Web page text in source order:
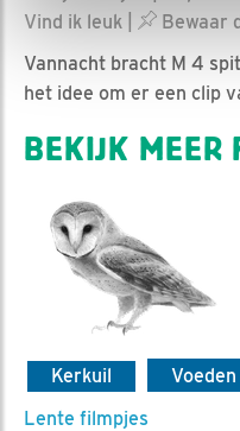
Vind ik leuk
Bewaar
Vannacht bracht M 4
het idee om er een clip
BEKIJK MEER
Kerkuil
Lente filmpjes